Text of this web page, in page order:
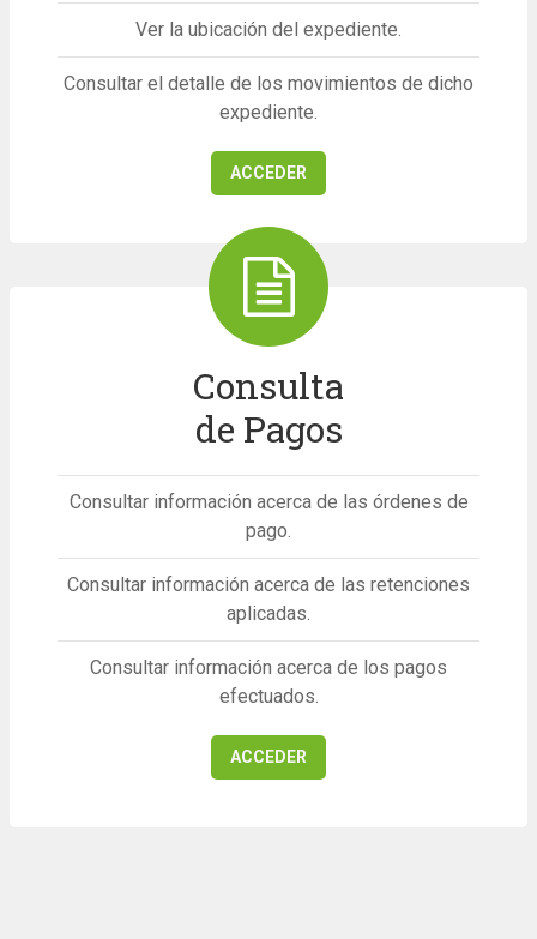
Ver la ubicación del expediente.
Consultar el detalle de los movimientos de dicho
expediente.
ACCEDER
Consulta
de Pagos
Consultar información acerca de las órdenes de
pago.
Consultar información acerca de las retenciones
aplicadas.
Consultar información acerca de los pagos
efectuados.
ACCEDER